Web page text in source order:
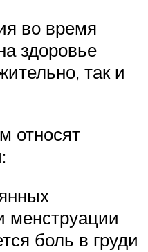
во время
здоровье
так и
относят
менструации
боль в груди